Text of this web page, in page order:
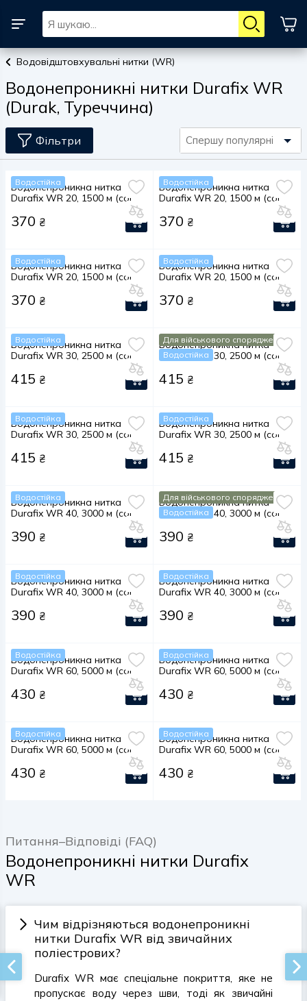
Водовідштовхувальні нитки (WR)
Водонепроникні нитки Durafix WR
(Durak, Туреччина)
Фільтри Спершу популярні
Водостійка
Водонепроникна нитка
Durafix WR 20, 1500 м (col.
370 ₴
Водостійка
Водонепроникна нитка
Durafix WR 20, 1500 м (col.
370 ₴
Водостійка
Водонепроникна нитка
Durafix WR 20, 1500 м (col.
370 ₴
Водостійка
Водонепроникна нитка
Durafix WR 20, 1500 м (col.
370 ₴
Водостійка
Водонепроникна нитка
Durafix WR 30, 2500 м (col.
415 ₴
Для військового спорядження
Водостійка
Водонепроникна нитка
Durafix WR 30, 2500 м (col.
415 ₴
Водостійка
Водонепроникна нитка
Durafix WR 30, 2500 м (col.
415 ₴
Водостійка
Водонепроникна нитка
Durafix WR 30, 2500 м (col.
415 ₴
Водостійка
Водонепроникна нитка
Durafix WR 40, 3000 м (col.
390 ₴
Для військового спорядження
Водостійка
Водонепроникна нитка
Durafix WR 40, 3000 м (col.
390 ₴
Водостійка
Водонепроникна нитка
Durafix WR 40, 3000 м (col.
390 ₴
Водостійка
Водонепроникна нитка
Durafix WR 40, 3000 м (col.
390 ₴
Водостійка
Водонепроникна нитка
Durafix WR 60, 5000 м (col.
430 ₴
Водостійка
Водонепроникна нитка
Durafix WR 60, 5000 м (col.
430 ₴
Водостійка
Водонепроникна нитка
Durafix WR 60, 5000 м (col.
430 ₴
Водостійка
Водонепроникна нитка
Durafix WR 60, 5000 м (col.
430 ₴
Питання–Відповіді (FAQ)
Водонепроникні нитки Durafix
WR
Чим відрізняються водонепроникні
нитки Durafix WR від звичайних
поліестрових?
Durafix WR має спеціальне покриття, яке не
пропускає воду через шви, тоді як звичайні